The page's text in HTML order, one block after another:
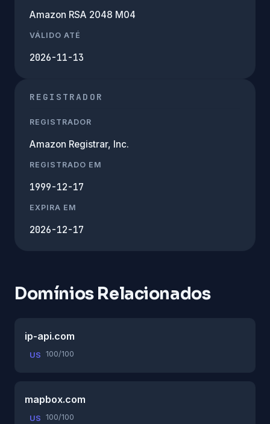
Amazon RSA 2048 M04
VÁLIDO ATÉ
2026-11-13
REGISTRADOR
REGISTRADOR
Amazon Registrar, Inc.
REGISTRADO EM
1999-12-17
EXPIRA EM
2026-12-17
Domínios Relacionados
ip-api.com
US 100/100
mapbox.com
US 100/100